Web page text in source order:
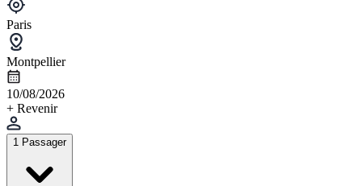
Paris
Montpellier
10/08/2026
+ Revenir
1 Passager